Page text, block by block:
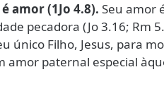
amor (1Jo 4.8). Seu amor
pecadora (Jo 3.16; Rm
único Filho, Jesus, para
amor paternal especial